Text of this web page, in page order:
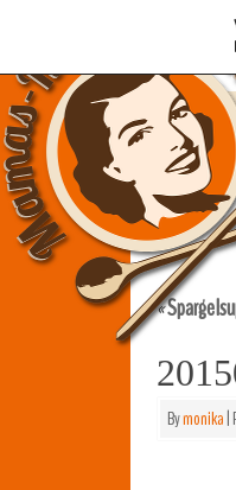
«
Bymonika|